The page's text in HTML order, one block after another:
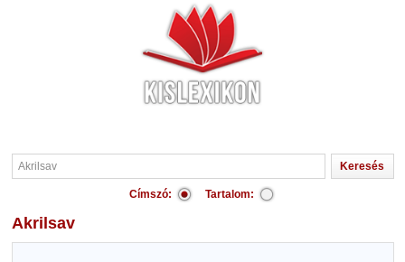
Címszó: Tartalom:
Akrilsav